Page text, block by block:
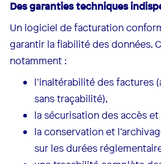
Des garanties techniques
Un logiciel de facturation
garantir la fiabilité des données.
notamment :
l’inaltérabilité des factures
sans traçabilité),
la sécurisation des accès
la conservation et
sur les durées